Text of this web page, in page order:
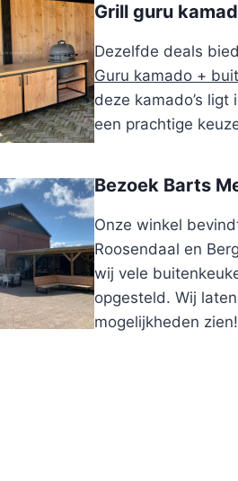
Grill guru
Dezelfde deals
Guru kamado +
deze kamado’s
een prachtige
Bezoek Barts
Onze winkel
Roosendaal en
wij vele
opgesteld. Wij
mogelijkheden zien!